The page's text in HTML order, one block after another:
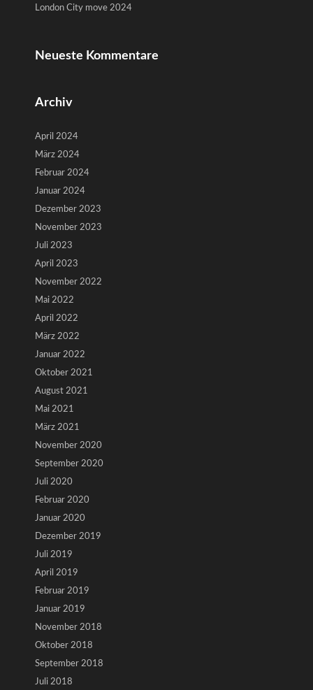
London City move 2024
Neueste Kommentare
Archiv
April 2024
März 2024
Februar 2024
Januar 2024
Dezember 2023
November 2023
Juli 2023
April 2023
November 2022
Mai 2022
April 2022
März 2022
Januar 2022
Oktober 2021
August 2021
Mai 2021
März 2021
November 2020
September 2020
Juli 2020
Februar 2020
Januar 2020
Dezember 2019
Juli 2019
April 2019
Februar 2019
Januar 2019
November 2018
Oktober 2018
September 2018
Juli 2018